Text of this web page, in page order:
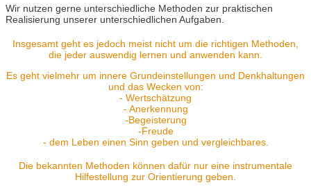
Wir nutzen gerne unterschiedliche Methoden zur praktischen
Realisierung unserer unterschiedlichen Aufgaben.
Insgesamt geht es jedoch meist nicht um die richtigen Methoden,
die jeder auswendig lernen und anwenden kann.
Es geht vielmehr um innere Grundeinstellungen und Denkhaltungen
und das Wecken von:
- Wertschätzung
- Anerkennung
-Begeisterung
-Freude
- dem Leben einen Sinn geben und vergleichbares.
Die bekannten Methoden können dafür nur eine instrumentale
Hilfestellung zur Orientierung geben.